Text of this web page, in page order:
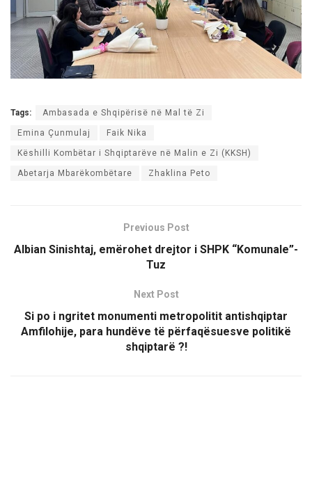
Tags: Ambasada e Shqipërisë në Mal të Zi
Emina Çunmulaj Faik Nika
Këshilli Kombëtar i Shqiptarëve në Malin e Zi (KKSH)
Abetarja Mbarëkombëtare Zhaklina Peto
Previous Post
Albian Sinishtaj, emërohet drejtor i SHPK “Komunale”-
Tuz
Next Post
Si po i ngritet monumenti metropolitit antishqiptar
Amfilohije, para hundëve të përfaqësuesve politikë
shqiptarë ?!